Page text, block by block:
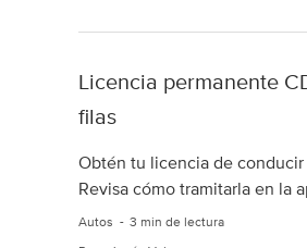
Licencia permanente
filas
Obtén tu licencia de conducir
Revisa cómo tramitarla en la
Autos 3 min de lectura